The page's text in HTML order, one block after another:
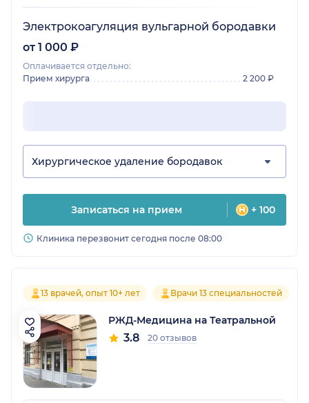
Электрокоагуляция вульгарной бородавки
от 1 000 ₽
Оплачивается отдельно:
Прием хирурга
2 200 ₽
Хирургическое удаление бородавок
Записаться на прием + 100
Клиника перезвонит сегодня после 08:00
13 врачей, опыт 10+ лет Врачи 13 специальностей
РЖД-Медицина на Театральной
3.8 20 отзывов